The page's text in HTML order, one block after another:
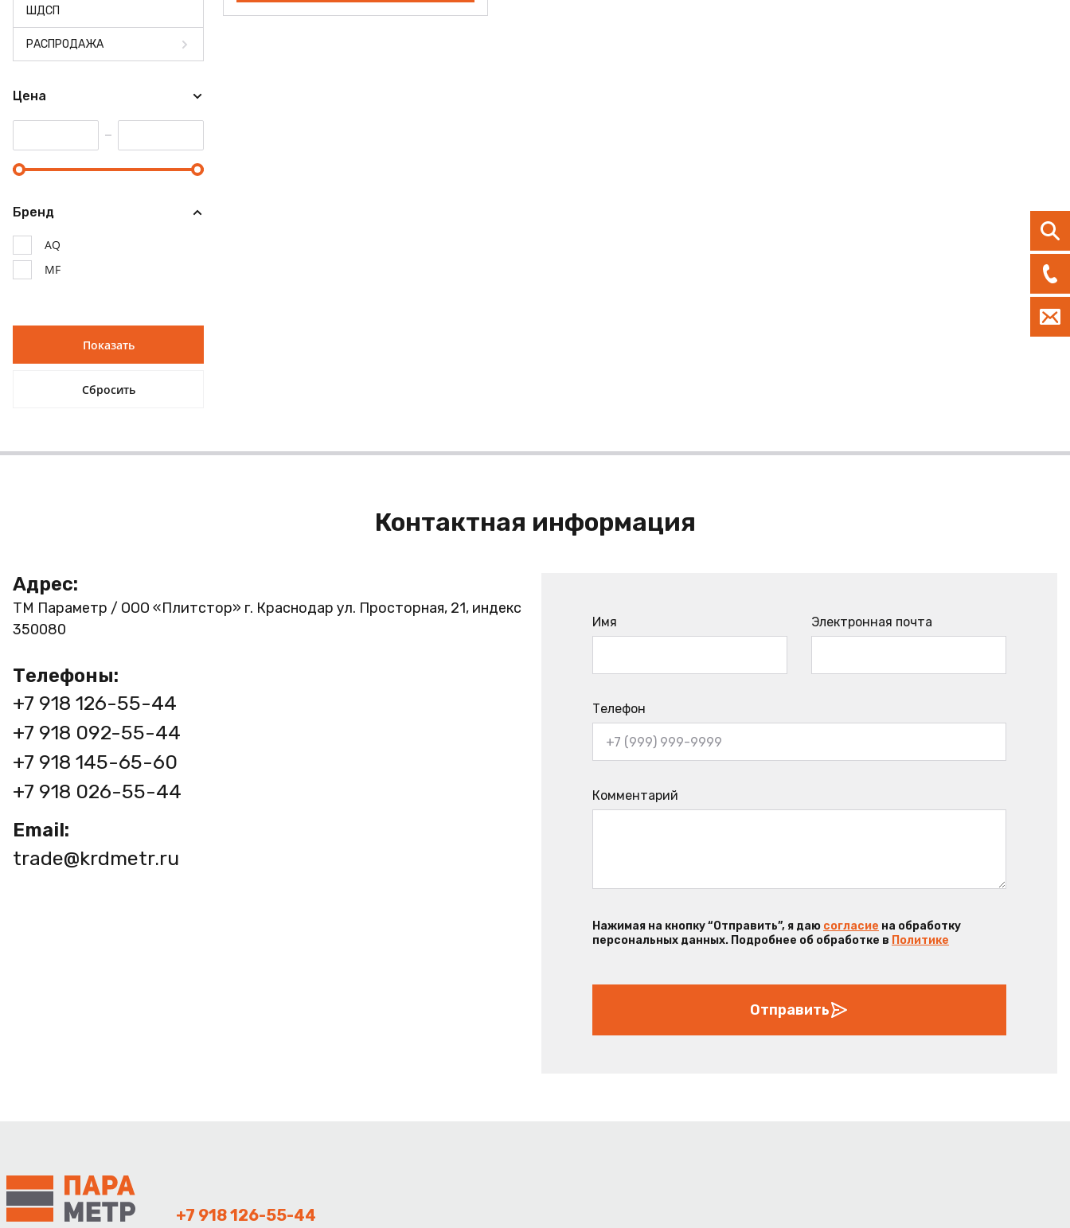
ШДСП
РАСПРОДАЖА
Цена
Бренд
AQ
MF
Контактная информация
Адрес:
ТМ Параметр / ООО «Плитстор» г. Краснодар ул. Просторная, 21, индекс
350080
Телефоны:
+7 918 126-55-44
+7 918 092-55-44
+7 918 145-65-60
+7 918 026-55-44
Email:
trade@krdmetr.ru
Имя Электронная почта
Телефон
Комментарий
Нажимая на кнопку “Отправить”, я даю согласие на обработку
персональных данных. Подробнее об обработке в Политике
Отправить
+7 918 126-55-44